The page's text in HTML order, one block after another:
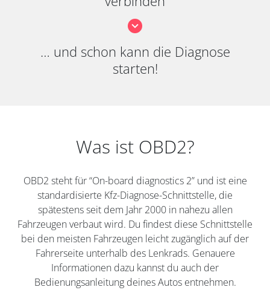
… und schon kann die Diagnose
starten!
Was ist OBD2?
OBD2 steht für “On-board diagnostics 2” und ist eine
standardisierte Kfz-Diagnose-Schnittstelle, die
spätestens seit dem Jahr 2000 in nahezu allen
Fahrzeugen verbaut wird. Du findest diese Schnittstelle
bei den meisten Fahrzeugen leicht zugänglich auf der
Fahrerseite unterhalb des Lenkrads. Genauere
Informationen dazu kannst du auch der
Bedienungsanleitung deines Autos entnehmen.